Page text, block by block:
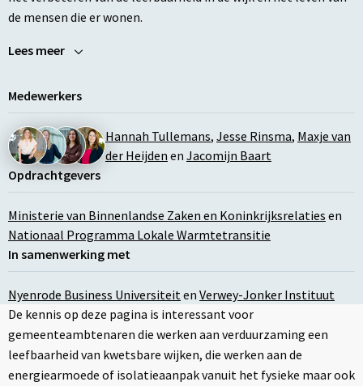
de mensen die er wonen.
Lees meer
Medewerkers
Hannah Tullemans, Jesse Rinsma, Maxje van
der Heijden en Jacomijn Baart
Opdrachtgevers
Ministerie van Binnenlandse Zaken en Koninkrijksrelaties en
Nationaal Programma Lokale Warmtetransitie
In samenwerking met
Nyenrode Business Universiteiten Verwey-Jonker Instituut
De kennis op deze pagina is interessant voor
gemeenteambtenaren die werken aan verduurzaming een
leefbaarheid van kwetsbare wijken, die werken aan de
energiearmoede of isolatieaanpak vanuit het fysieke maar ook